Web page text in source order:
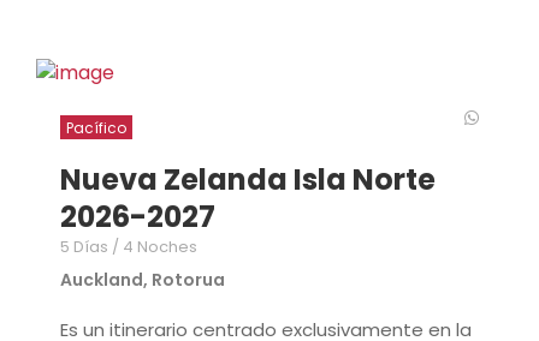
Pacífico
Nueva Zelanda Isla Norte
2026-2027
5 Días / 4 Noches
Auckland, Rotorua
Es un itinerario centrado exclusivamente en la